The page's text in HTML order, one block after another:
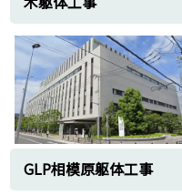
フジタ研究所
2000年
新国際空港(
フジタ研究
東京都・江戸
1999年
東燃石油地内
花見川土木工
浜東芝地内ケ
GLP相模原躯体工事